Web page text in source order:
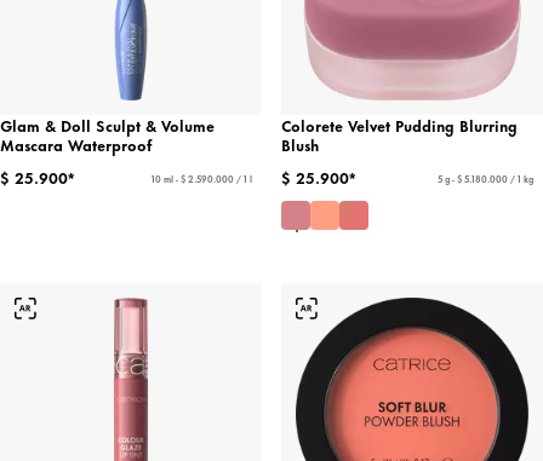
Glam & Doll Sculpt & Volume
Mascara Waterproof
$ 25.900*
10 ml - $ 2.590.000 / 1 l
Colorete Velvet Pudding Blurring
Blush
$ 25.900*
5 g - $ 5.180.000 / 1 kg